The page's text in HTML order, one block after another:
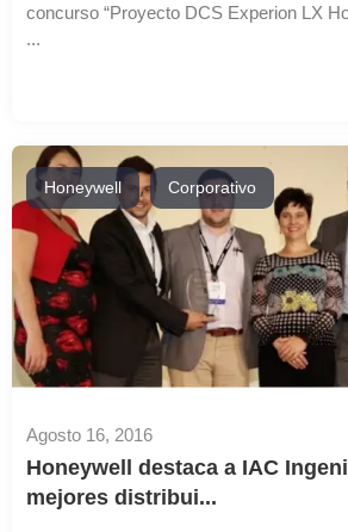
concurso “Proyecto DCS Experion LX
...
Honeywell , Corporativo
Agosto 16, 2016
Honeywell destaca a IAC
mejores distribui...